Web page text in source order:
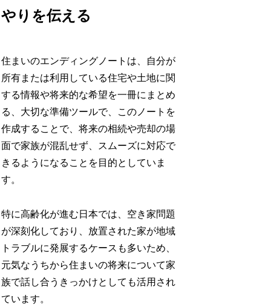
やりを伝える
住まいのエンディングノートは、自分が
所有または利用している住宅や土地に関
する情報や将来的な希望を一冊にまとめ
る、大切な準備ツールで、このノートを
作成することで、将来の相続や売却の場
面で家族が混乱せず、スムーズに対応で
きるようになることを目的としていま
す。
特に高齢化が進む日本では、空き家問題
が深刻化しており、放置された家が地域
トラブルに発展するケースも多いため、
元気なうちから住まいの将来について家
族で話し合うきっかけとしても活用され
ています。​